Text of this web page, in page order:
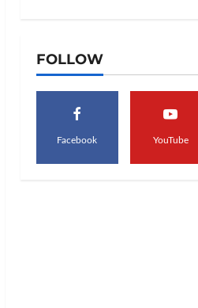
FOLLOW
Facebook YouTube